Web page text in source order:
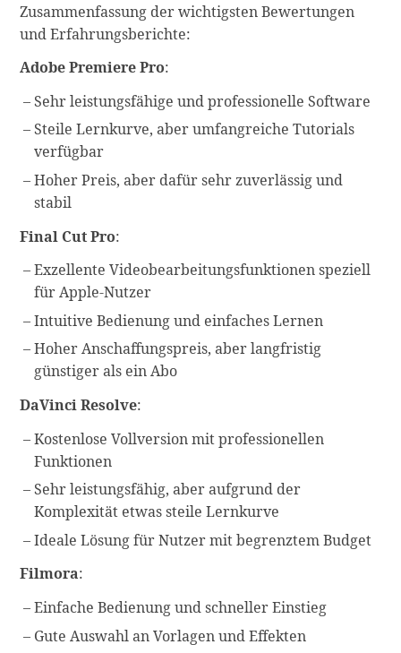
Zusammenfassung der wichtigsten Bewertungen
und Erfahrungsberichte:
Adobe Premiere Pro:
Sehr leistungsfähige und professionelle Software
Steile Lernkurve, aber umfangreiche Tutorials
verfügbar
Hoher Preis, aber dafür sehr zuverlässig und
stabil
Final Cut Pro:
Exzellente Videobearbeitungsfunktionen speziell
für Apple-Nutzer
Intuitive Bedienung und einfaches Lernen
Hoher Anschaffungspreis, aber langfristig
günstiger als ein Abo
DaVinci Resolve:
Kostenlose Vollversion mit professionellen
Funktionen
Sehr leistungsfähig, aber aufgrund der
Komplexität etwas steile Lernkurve
Ideale Lösung für Nutzer mit begrenztem Budget
Filmora:
Einfache Bedienung und schneller Einstieg
Gute Auswahl an Vorlagen und Effekten